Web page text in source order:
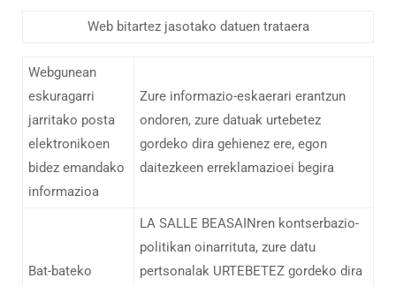
Web bitartez jasotako datuen trataera
Webgunean
eskuragarri
jarritako posta
elektronikoen
bidez emandako
informazioa
Zure informazio-eskaerari erantzun
ondoren, zure datuak urtebetez
gordeko dira gehienez ere, egon
daitezkeen erreklamazioei begira
Bat-bateko
LA SALLE BEASAINren kontserbazio-
politikan oinarrituta, zure datu
pertsonalak URTEBETEZ gordeko dira